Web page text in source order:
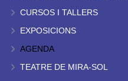
CURSOS I TALLERS
EXPOSICIONS
AGENDA
TEATRE DE MIRA-SOL